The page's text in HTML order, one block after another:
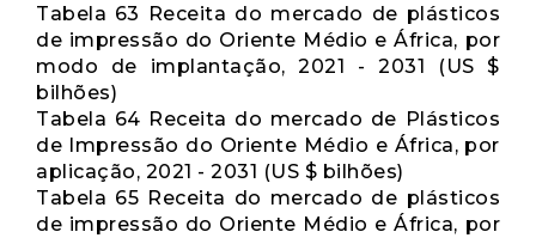
Tabela 63 Receita do mercado de plásticos
de impressão do Oriente Médio e África, por
modo de implantação, 2021 - 2031 (US $
bilhões)
Tabela 64 Receita do mercado de Plásticos
de Impressão do Oriente Médio e África, por
aplicação, 2021 - 2031 (US $ bilhões)
Tabela 65 Receita do mercado de plásticos
de impressão do Oriente Médio e África, por